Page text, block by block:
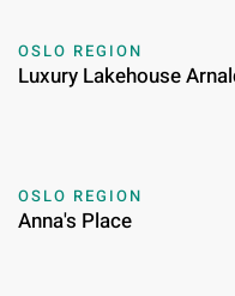
OSLO REGION
Luxury Lakehouse
OSLO REGION
Anna's Place